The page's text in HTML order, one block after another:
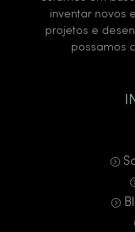
inventar novos
projetos e
possamos